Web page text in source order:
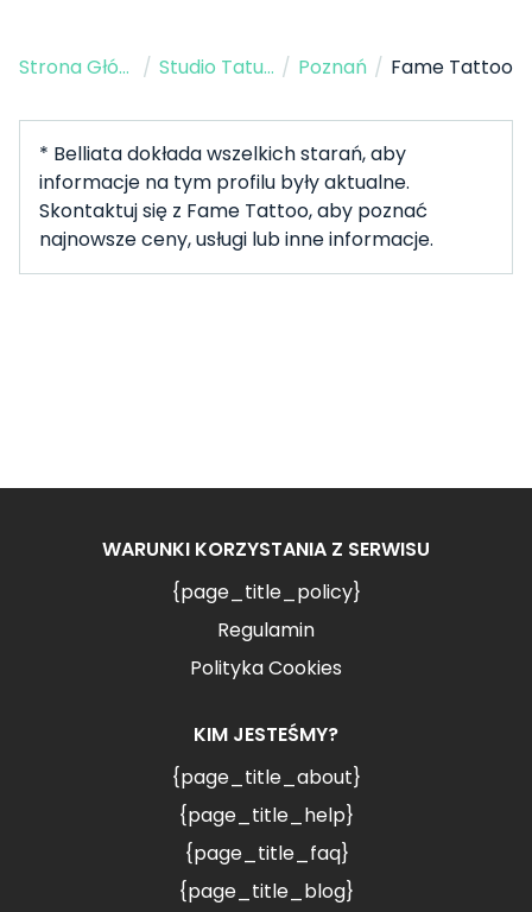
Strona Główna / Studio Tatuażu / Poznań / Fame Tattoo
* Belliata dokłada wszelkich starań, aby
informacje na tym profilu były aktualne.
Skontaktuj się z Fame Tattoo, aby poznać
najnowsze ceny, usługi lub inne informacje.
WARUNKI KORZYSTANIA Z SERWISU
{page_title_policy}
Regulamin
Polityka Cookies
KIM JESTEŚMY?
{page_title_about}
{page_title_help}
{page_title_faq}
{page_title_blog}